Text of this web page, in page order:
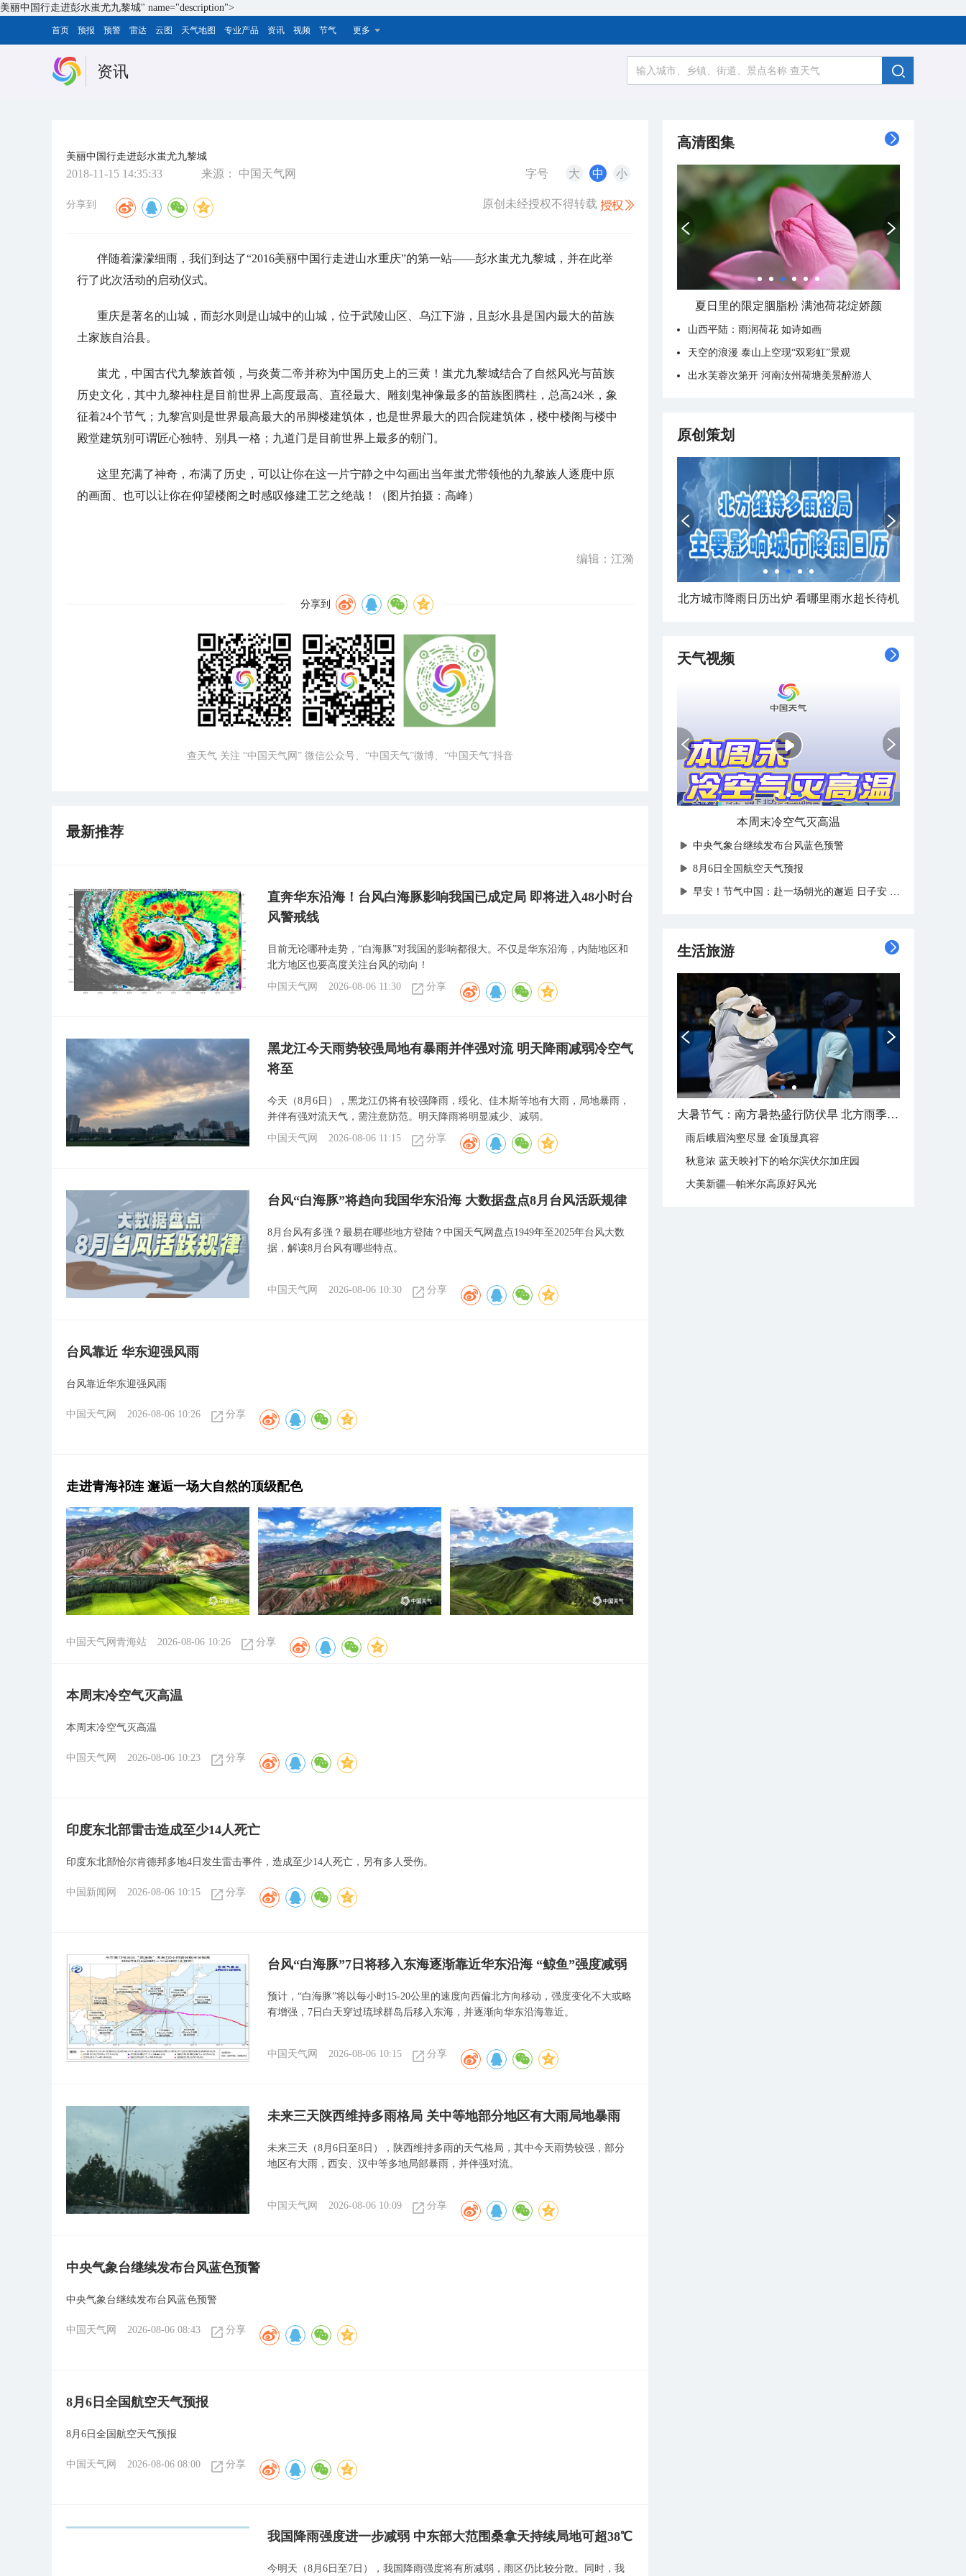
美丽中国行走进彭水蚩尤九黎城" name="description">
首页 预报 预警 雷达 云图 天气地图 专业产品 资讯 视频 节气 更多
资讯
美丽中国行走进彭水蚩尤九黎城
2018-11-15 14:35:33 来源： 中国天气网 字号 大 中 小
分享到 原创未经授权不得转载
伴随着濛濛细雨，我们到达了“2016美丽中国行走进山水重庆”的第一站——彭水蚩尤九黎城，并在此举
行了此次活动的启动仪式。
重庆是著名的山城，而彭水则是山城中的山城，位于武陵山区、乌江下游，且彭水县是国内最大的苗族
土家族自治县。
蚩尤，中国古代九黎族首领，与炎黄二帝并称为中国历史上的三黄！蚩尤九黎城结合了自然风光与苗族
历史文化，其中九黎神柱是目前世界上高度最高、直径最大、雕刻鬼神像最多的苗族图腾柱，总高24米，象
征着24个节气；九黎宫则是世界最高最大的吊脚楼建筑体，也是世界最大的四合院建筑体，楼中楼阁与楼中
殿堂建筑别可谓匠心独特、别具一格；九道门是目前世界上最多的朝门。
这里充满了神奇，布满了历史，可以让你在这一片宁静之中勾画出当年蚩尤带领他的九黎族人逐鹿中原
的画面、也可以让你在仰望楼阁之时感叹修建工艺之绝哉！（图片拍摄：高峰）
编辑：江漪
分享到
查天气 关注 “中国天气网” 微信公众号、“中国天气”微博、“中国天气”抖音
最新推荐
直奔华东沿海！台风白海豚影响我国已成定局 即将进入48小时台
风警戒线
目前无论哪种走势，“白海豚”对我国的影响都很大。不仅是华东沿海，内陆地区和
北方地区也要高度关注台风的动向！
中国天气网
2026-08-06 11:30 分享
黑龙江今天雨势较强局地有暴雨并伴强对流 明天降雨减弱冷空气
将至
今天（8月6日），黑龙江仍将有较强降雨，绥化、佳木斯等地有大雨，局地暴雨，
并伴有强对流天气，需注意防范。明天降雨将明显减少、减弱。
中国天气网
2026-08-06 11:15 分享
台风“白海豚”将趋向我国华东沿海 大数据盘点8月台风活跃规律
8月台风有多强？最易在哪些地方登陆？中国天气网盘点1949年至2025年台风大数
据，解读8月台风有哪些特点。
中国天气网 2026-08-06 10:30 分享
台风靠近 华东迎强风雨
台风靠近华东迎强风雨
中国天气网 2026-08-06 10:26 分享
走进青海祁连 邂逅一场大自然的顶级配色
中国天气网青海站 2026-08-06 10:26 分享
本周末冷空气灭高温
本周末冷空气灭高温
中国天气网 2026-08-06 10:23 分享
印度东北部雷击造成至少14人死亡
印度东北部恰尔肯德邦多地4日发生雷击事件，造成至少14人死亡，另有多人受伤。
中国新闻网 2026-08-06 10:15 分享
台风“白海豚”7日将移入东海逐渐靠近华东沿海 “鲸鱼”强度减弱
预计，“白海豚”将以每小时15-20公里的速度向西偏北方向移动，强度变化不大或略
有增强，7日白天穿过琉球群岛后移入东海，并逐渐向华东沿海靠近。
中国天气网 2026-08-06 10:15 分享
未来三天陕西维持多雨格局 关中等地部分地区有大雨局地暴雨
未来三天（8月6日至8日），陕西维持多雨的天气格局，其中今天雨势较强，部分
地区有大雨，西安、汉中等多地局部暴雨，并伴强对流。
中国天气网 2026-08-06 10:09 分享
中央气象台继续发布台风蓝色预警
中央气象台继续发布台风蓝色预警
中国天气网 2026-08-06 08:43 分享
8月6日全国航空天气预报
8月6日全国航空天气预报
中国天气网 2026-08-06 08:00 分享
我国降雨强度进一步减弱 中东部大范围桑拿天持续局地可超38℃
今明天（8月6日至7日），我国降雨强度将有所减弱，雨区仍比较分散。同时，我
高清图集
夏日里的限定胭脂粉 满池荷花绽娇颜
山西平陆：雨润荷花 如诗如画
天空的浪漫 泰山上空现“双彩虹”景观
出水芙蓉次第开 河南汝州荷塘美景醉游人
原创策划
北方城市降雨日历出炉 看哪里雨水超长待机
天气视频
本周末冷空气灭高温
中央气象台继续发布台风蓝色预警
8月6日全国航空天气预报
早安！节气中国：赴一场朝光的邂逅 日子安然 时时欢愉
生活旅游
大暑节气：南方暑热盛行防伏旱 北方雨季陆续开启
雨后峨眉沟壑尽显 金顶显真容
秋意浓 蓝天映衬下的哈尔滨伏尔加庄园
大美新疆—帕米尔高原好风光